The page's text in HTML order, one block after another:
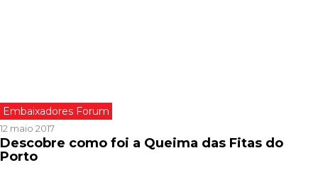
Embaixadores Forum
12 maio 2017
Descobre como foi a Queima das Fitas do
Porto